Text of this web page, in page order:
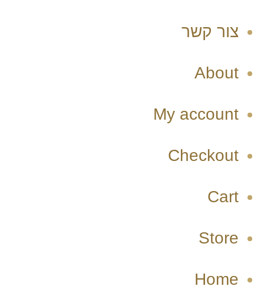
צור קשר
About
My account
Checkout
Cart
Store
Home